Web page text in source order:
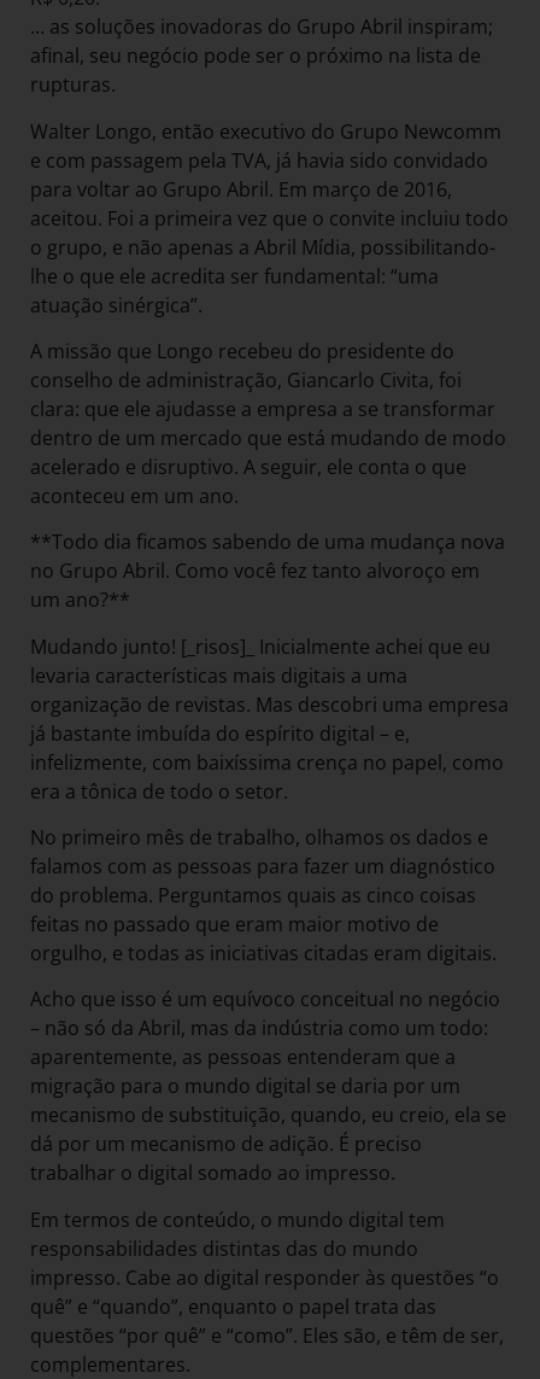
… as soluções inovadoras do Grupo Abril inspiram;
afinal, seu negócio pode ser o próximo na lista de
rupturas.
Walter Longo, então executivo do Grupo Newcomm
e com passagem pela TVA, já havia sido convidado
para voltar ao Grupo Abril. Em março de 2016,
aceitou. Foi a primeira vez que o convite incluiu todo
o grupo, e não apenas a Abril Mídia, possibilitando-
lhe o que ele acredita ser fundamental: “uma
atuação sinérgica”.
A missão que Longo recebeu do presidente do
conselho de administração, Giancarlo Civita, foi
clara: que ele ajudasse a empresa a se transformar
dentro de um mercado que está mudando de modo
acelerado e disruptivo. A seguir, ele conta o que
aconteceu em um ano.
**Todo dia ficamos sabendo de uma mudança nova
no Grupo Abril. Como você fez tanto alvoroço em
um ano?**
Mudando junto! [_risos]_ Inicialmente achei que eu
levaria características mais digitais a uma
organização de revistas. Mas descobri uma empresa
já bastante imbuída do espírito digital – e,
infelizmente, com baixíssima crença no papel, como
era a tônica de todo o setor.
No primeiro mês de trabalho, olhamos os dados e
falamos com as pessoas para fazer um diagnóstico
do problema. Perguntamos quais as cinco coisas
feitas no passado que eram maior motivo de
orgulho, e todas as iniciativas citadas eram digitais.
Acho que isso é um equívoco conceitual no negócio
– não só da Abril, mas da indústria como um todo:
aparentemente, as pessoas entenderam que a
migração para o mundo digital se daria por um
mecanismo de substituição, quando, eu creio, ela se
dá por um mecanismo de adição. É preciso
trabalhar o digital somado ao impresso.
Em termos de conteúdo, o mundo digital tem
responsabilidades distintas das do mundo
impresso. Cabe ao digital responder às questões “o
quê” e “quando”, enquanto o papel trata das
questões “por quê” e “como”. Eles são, e têm de ser,
complementares.